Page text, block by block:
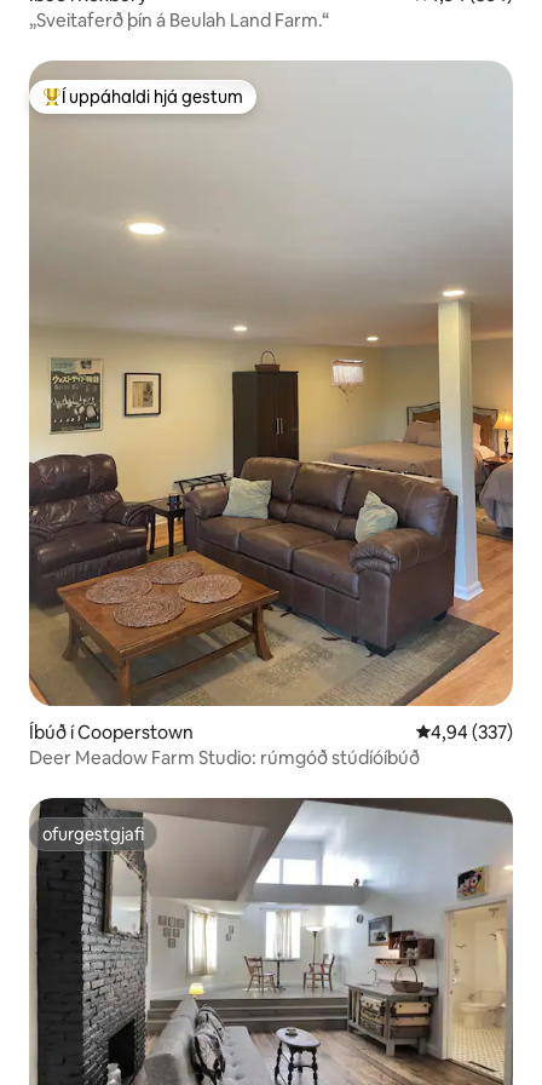
„Sveitaferð þín á Beulah Land Farm.“
Í mestu uppáhaldi hjá gestum
Í uppáhaldi hjá gestum
Íbúð í Cooperstown 4,94 af 5 í
4,94 (337)
Deer Meadow Farm Studio: rúmgóð stúdíóíbúð
ofurgestgjafi
ofurgestgjafi